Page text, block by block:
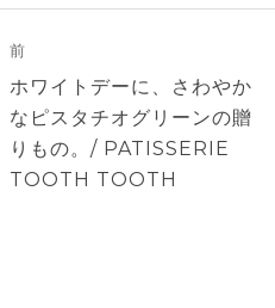
稿
ナ
ビ
ゲ
ー
前
前
の
投
稿:
ホワイトデーに、さわやか
なピスタチオグリーンの贈
りもの。/ PATISSERIE
TOOTH TOOTH